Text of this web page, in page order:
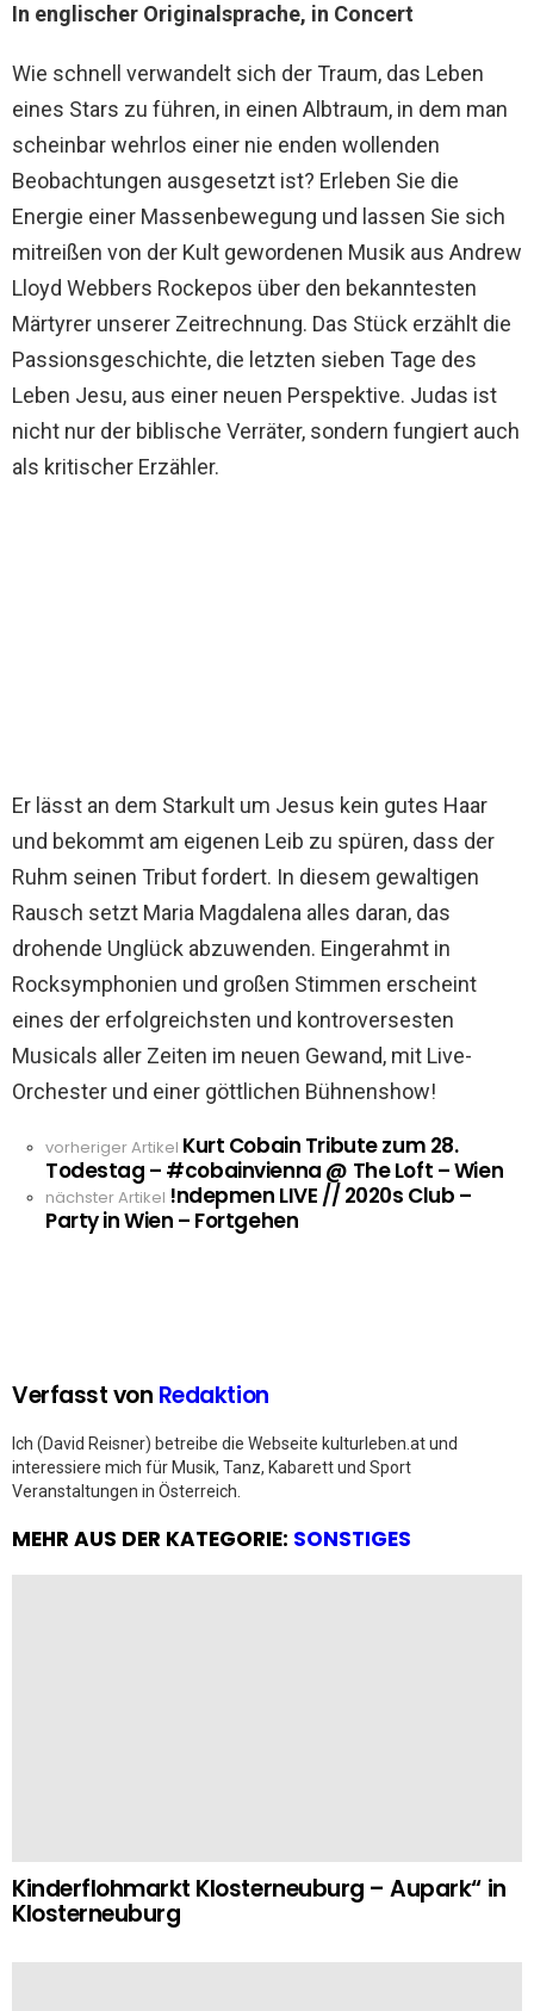
In englischer Originalsprache, in Concert
Wie schnell verwandelt sich der Traum, das Leben
eines Stars zu führen, in einen Albtraum, in dem man
scheinbar wehrlos einer nie enden wollenden
Beobachtungen ausgesetzt ist? Erleben Sie die
Energie einer Massenbewegung und lassen Sie sich
mitreißen von der Kult gewordenen Musik aus Andrew
Lloyd Webbers Rockepos über den bekanntesten
Märtyrer unserer Zeitrechnung. Das Stück erzählt die
Passionsgeschichte, die letzten sieben Tage des
Leben Jesu, aus einer neuen Perspektive. Judas ist
nicht nur der biblische Verräter, sondern fungiert auch
als kritischer Erzähler.
Er lässt an dem Starkult um Jesus kein gutes Haar
und bekommt am eigenen Leib zu spüren, dass der
Ruhm seinen Tribut fordert. In diesem gewaltigen
Rausch setzt Maria Magdalena alles daran, das
drohende Unglück abzuwenden. Eingerahmt in
Rocksymphonien und großen Stimmen erscheint
eines der erfolgreichsten und kontroversesten
Musicals aller Zeiten im neuen Gewand, mit Live-
Orchester und einer göttlichen Bühnenshow!
See
more
vorheriger Artikel Kurt Cobain Tribute zum 28.
Todestag – #cobainvienna @ The Loft – Wien
nächster Artikel !ndepmen LIVE // 2020s Club –
Party in Wien – Fortgehen
Verfasst von Redaktion
Ich (David Reisner) betreibe die Webseite kulturleben.at und
interessiere mich für Musik, Tanz, Kabarett und Sport
Veranstaltungen in Österreich.
MEHR AUS DER KATEGORIE: SONSTIGES
Kinderflohmarkt Klosterneuburg – Aupark“ in
Klosterneuburg